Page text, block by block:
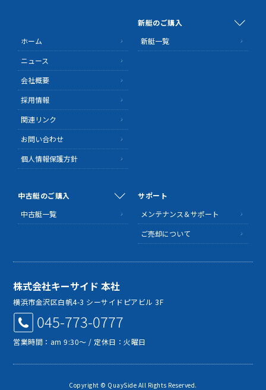
ホーム
ニュース
会社概要
採用情報
関連リンク
お問い合わせ
個人情報保護方針
新艇のご購入
新艇一覧
中古艇のご購入
中古艇一覧
サポート
メンテナンス＆サポート
ご売却について
株式会社キーサイド 本社
横浜市金沢区白帆4-3 シーサイドピアビル 3F
045-773-0777
営業時間：am 9:30～ / 定休日：火曜日
Copyright © QuaySide All Rights Reserved.